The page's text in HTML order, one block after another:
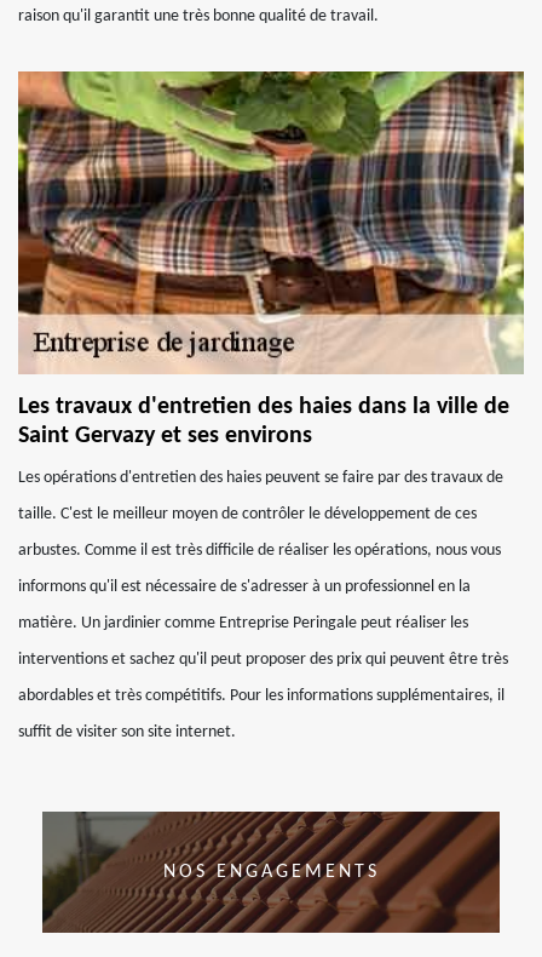
raison qu'il garantit une très bonne qualité de travail.
Les travaux d'entretien des haies dans la ville de
Saint Gervazy et ses environs
Les opérations d'entretien des haies peuvent se faire par des travaux de
taille. C'est le meilleur moyen de contrôler le développement de ces
arbustes. Comme il est très difficile de réaliser les opérations, nous vous
informons qu'il est nécessaire de s'adresser à un professionnel en la
matière. Un jardinier comme Entreprise Peringale peut réaliser les
interventions et sachez qu'il peut proposer des prix qui peuvent être très
abordables et très compétitifs. Pour les informations supplémentaires, il
suffit de visiter son site internet.
NOS ENGAGEMENTS